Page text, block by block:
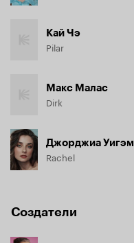
Кай Чэ
Pilar
Макс Малас
Dirk
Джорджиа Уигэм
Rachel
Создатели